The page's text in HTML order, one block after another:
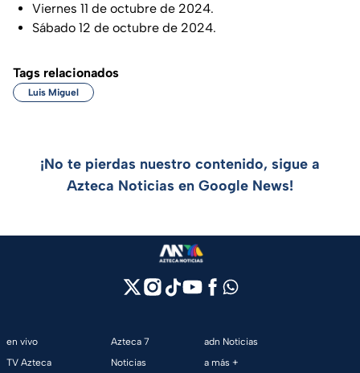
Viernes 11 de octubre de 2024.
Sábado 12 de octubre de 2024.
Tags relacionados
Luis Miguel
¡No te pierdas nuestro contenido, sigue a
Azteca Noticias en Google News!
en vivo
TV Azteca
Azteca 7
Noticias
adn Noticias
a más +